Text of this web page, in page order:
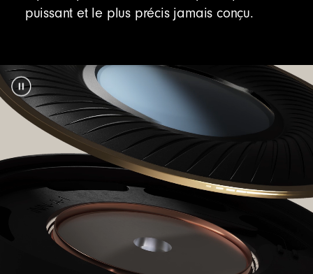
« Localiser » – localisez votre casque égaré
Mises à jour sans fil– recevez les mises à
jour logicielles et téléchargez les nouvelles
fonctionnalités automatiquement
Compatibilité Android améliorée
Association express de Google– connexion
rapide d'un seul geste et jumelage
automatique à des appareils Android ou
Chrome enregistrés sur votre compte Gmail
Switch audio
– le son bascule en toute
transparence entre vos appareils Android,
puissant et le plus précis jamais conçu.